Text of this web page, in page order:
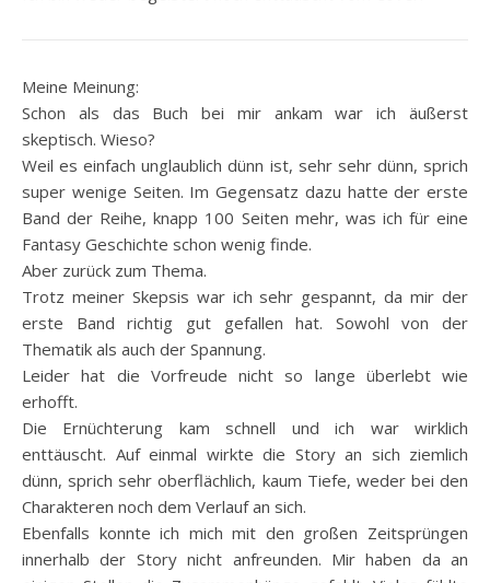
Meine Meinung:
Schon als das Buch bei mir ankam war ich äußerst
skeptisch. Wieso?
Weil es einfach unglaublich dünn ist, sehr sehr dünn, sprich
super wenige Seiten. Im Gegensatz dazu hatte der erste
Band der Reihe, knapp 100 Seiten mehr, was ich für eine
Fantasy Geschichte schon wenig finde.
Aber zurück zum Thema.
Trotz meiner Skepsis war ich sehr gespannt, da mir der
erste Band richtig gut gefallen hat. Sowohl von der
Thematik als auch der Spannung.
Leider hat die Vorfreude nicht so lange überlebt wie
erhofft.
Die Ernüchterung kam schnell und ich war wirklich
enttäuscht. Auf einmal wirkte die Story an sich ziemlich
dünn, sprich sehr oberflächlich, kaum Tiefe, weder bei den
Charakteren noch dem Verlauf an sich.
Ebenfalls konnte ich mich mit den großen Zeitsprüngen
innerhalb der Story nicht anfreunden. Mir haben da an